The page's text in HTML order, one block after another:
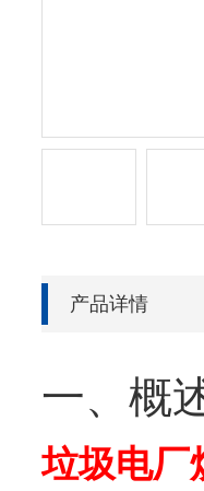
产品详情
一、 概
垃圾电厂